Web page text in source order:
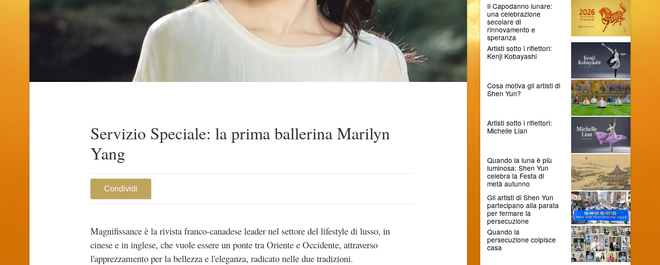
Servizio Speciale: la prima ballerina Marilyn
Yang
Condividi
Magnifissance è la rivista franco-canadese leader nel settore del lifestyle di lusso, in
cinese e in inglese, che vuole essere un ponte tra Oriente e Occidente, attraverso
l'apprezzamento per la bellezza e l'eleganza, radicato nelle due tradizioni.
Il Capodanno lunare:
una celebrazione
secolare di
rinnovamento e
speranza
Artisti sotto i riflettori:
Kenji Kobayashi
Cosa motiva gli artisti di
Shen Yun?
Artisti sotto i riflettori:
Michelle Lian
Quando la luna è più
luminosa: Shen Yun
celebra la Festa di
metà autunno
Gli artisti di Shen Yun
partecipano alla parata
per fermare la
persecuzione
Quando la
persecuzione colpisce
casa